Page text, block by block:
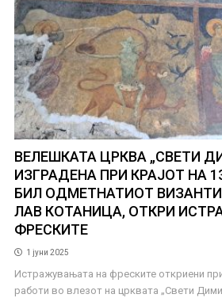
ВЕЛЕШКАТА ЦРКВА „СВЕТИ
ИЗГРАДЕНА ПРИ КРАЈОТ НА
БИЛ ОДМЕТНАТИОТ
ЛАВ КОТАНИЦА, ОТКРИ
ФРЕСКИТЕ
1 јуни 2025
Истражувањата на фреските откриени
работи во влезот на црквата „Свети